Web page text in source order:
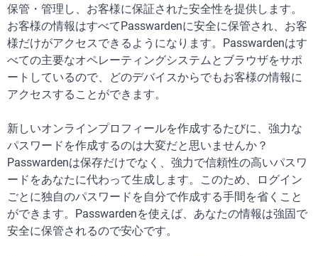
保管・管理し、お客様に保証された安全性を提供します。
お客様の情報はすべてPasswardenに安全に保管され、お客
様だけがアクセスできるようになります。Passwardenはす
べての主要なオペレーティングシステムとブラウザをサポ
ートしているので、どのデバイスからでもお客様の情報に
アクセスすることができます。
新しいオンラインプロフィールを作成するたびに、強力な
パスワードを作成するのは大変だと思いませんか？
Passwardenは保存だけでなく、強力で信頼性の高いパスワ
ードをあなたに代わって生成します。このため、ログイン
ごとに独自のパスワードを自分で作成する手間を省くこと
ができます。Passwardenを使えば、あなたの情報は強固で
安全に保管されるので安心です。